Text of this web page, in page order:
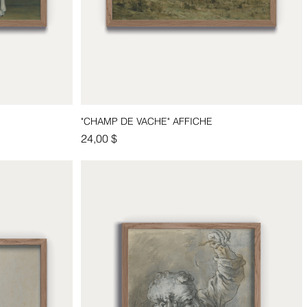
Aperçu rapide
"CHAMP DE VACHE" AFFICHE
Prix
24,00 $